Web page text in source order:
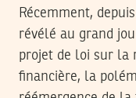
Récemment,
révélé au grand
projet de loi sur la
financière, la